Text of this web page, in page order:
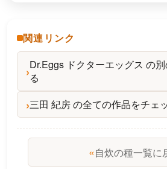
関連リンク
Dr.Eggs ドクターエッグス の
る
三田 紀房 の全ての作品をチェ
«自炊の種一覧に